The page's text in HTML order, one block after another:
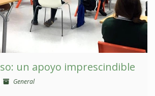
un apoyo imprescindible
General